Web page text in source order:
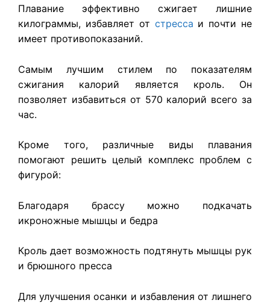
Плавание эффективно сжигает лишние
килограммы, избавляет от стресса и почти не
имеет противопоказаний.
Самым лучшим стилем по показателям
сжигания калорий является кроль. Он
позволяет избавиться от 570 калорий всего за
час.
Кроме того, различные виды плавания
помогают решить целый комплекс проблем с
фигурой:
Благодаря брассу можно подкачать
икроножные мышцы и бедра
Кроль дает возможность подтянуть мышцы рук
и брюшного пресса
Для улучшения осанки и избавления от лишнего